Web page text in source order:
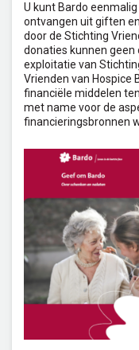
U kunt Bardo
ontvangen uit giften
door de Stichting
donaties kunnen geen
exploitatie van
Vrienden van Hospice
financiële middelen
met name voor de
financieringsbronnen